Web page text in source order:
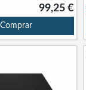
99,25 €